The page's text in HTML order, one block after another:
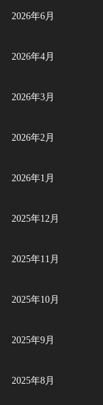
2026年6月
2026年4月
2026年3月
2026年2月
2026年1月
2025年12月
2025年11月
2025年10月
2025年9月
2025年8月